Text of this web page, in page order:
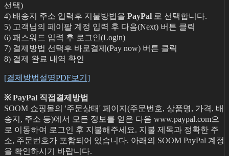
선택)
4) 배송지 주소 입력후 지불방법을 PayPal 로 선택합니다.
5) 고객님의 페이팔 계정 입력 후 다음(Next) 버튼 클릭
6) 패스워드 입력 후 로그인(Login)
7) 결제방법 선택후 바로결제(Pay now) 버튼 클릭
8) 결제 완료 내역 확인
[결제방법설명PDF보기]
※ PayPal 직접결제방법
SOOM 쇼핑몰의 '주문상태' 페이지(주문번호, 상품명, 가격, 배
송지, 주소 등)에서 모든 정보를 얻은 다음 www.paypal.com으
로 이동하여 로그인 후 지불해주세요. 지불 제목과 정확한 주
소, 주문번호가 포함되어 있습니다. 아래의 SOOM PayPal 계정
을 확인하시기 바랍니다.